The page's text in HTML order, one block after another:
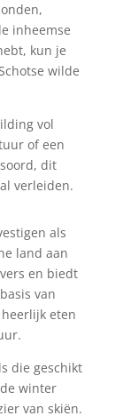
inheemse
kun je
wilde
vol
of een
dit
verleiden.
als
land aan
en biedt
van
eten
die geschikt
winter
van skiën.